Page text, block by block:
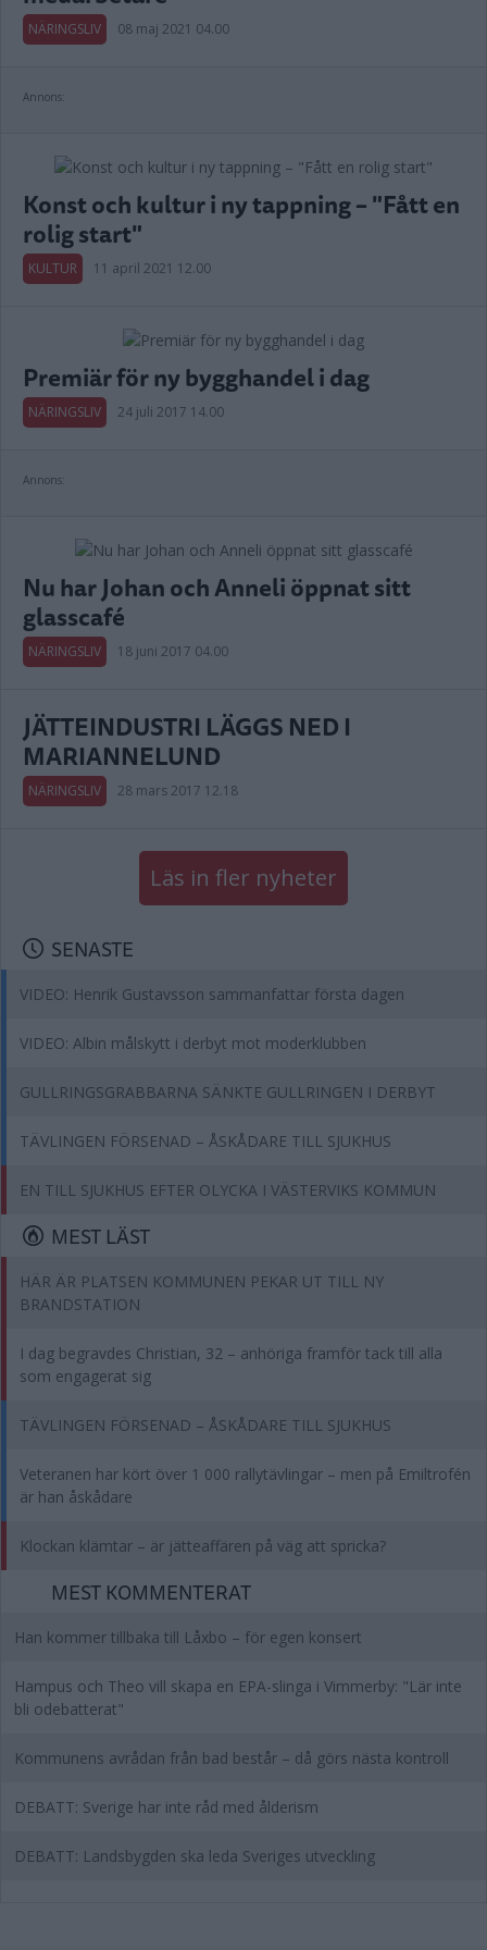
NÄRINGSLIV 08 maj 2021 04.00
Annons:
Konst och kultur i ny tappning – "Fått en
rolig start"
KULTUR 11 april 2021 12.00
Premiär för ny bygghandel i dag
NÄRINGSLIV 24 juli 2017 14.00
Annons:
Nu har Johan och Anneli öppnat sitt
glasscafé
NÄRINGSLIV 18 juni 2017 04.00
JÄTTEINDUSTRI LÄGGS NED I
MARIANNELUND
NÄRINGSLIV 28 mars 2017 12.18
Läs in fler nyheter
SENASTE
VIDEO: Henrik Gustavsson sammanfattar första dagen
VIDEO: Albin målskytt i derbyt mot moderklubben
GULLRINGSGRABBARNA SÄNKTE GULLRINGEN I DERBYT
TÄVLINGEN FÖRSENAD – ÅSKÅDARE TILL SJUKHUS
EN TILL SJUKHUS EFTER OLYCKA I VÄSTERVIKS KOMMUN
MEST LÄST
HÄR ÄR PLATSEN KOMMUNEN PEKAR UT TILL NY
BRANDSTATION
I dag begravdes Christian, 32 – anhöriga framför tack till alla
som engagerat sig
TÄVLINGEN FÖRSENAD – ÅSKÅDARE TILL SJUKHUS
Veteranen har kört över 1 000 rallytävlingar – men på Emiltrofén
är han åskådare
Klockan klämtar – är jätteaffären på väg att spricka?
MEST KOMMENTERAT
Han kommer tillbaka till Låxbo – för egen konsert
Hampus och Theo vill skapa en EPA-slinga i Vimmerby: "Lär inte
bli odebatterat"
Kommunens avrådan från bad består – då görs nästa kontroll
DEBATT: Sverige har inte råd med ålderism
DEBATT: Landsbygden ska leda Sveriges utveckling